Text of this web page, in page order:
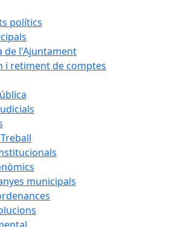
polítics
de l'Ajuntament
i retiment de comptes
municipals